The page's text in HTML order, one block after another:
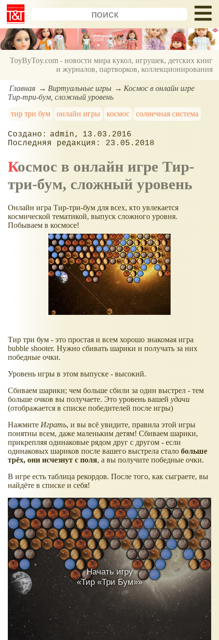
ToyByToy.com - новости мира кукол, игрушек, детских книг
и журналов, партворков, коллекционирования
Главная Виртуальные игры
Космос в онлайн игре
Тир-три-бум, сложный уровень
тир три бум
онлайн игры космос солнечная система
admin
13.03.2016
23.05.2018
Космос в онлайн игре Тир-
три-бум, сложный уровень
Онлайн игра Тир-три-бум для всех, кто увлекается
космической тематикой, выпуск сложного уровня.
Побываем в космосе!
Тир три бум - это простая и всем хорошо знакомая игра
bubble shooter. Нужно сбивать шарики и получать за них
победные очки.
Уровень игры в этом выпуске - высокий.
Сбиваем шарики; чем больше сбили за один выстрел - тем
больше очков вы получаете. Это уровень вашей удачи
(отображается в списке победителей после игры)
Нажмите Играть, и вы всё увидите, правила этой игры
понятны всем, даже маленьким детям! Сбиваем шарики,
прикрепляя одинаковые рядом друг с другом - если
одинаковых шариков после вашего выстрела стало больше
трёх, они исчезнут с поля, а вы получите победные очки.
В игре есть таблица рекордов. После того, как сыграете, вы
найдёте в списке и себя!
Начать игру
«Тир «Три Бум»»